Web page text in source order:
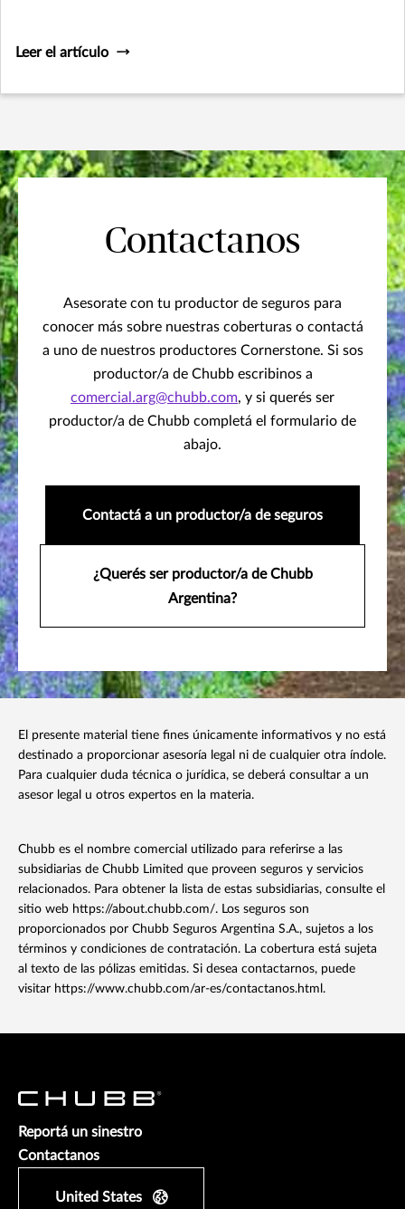
Leer el artículo
Contactanos
Asesorate con tu productor de seguros para
conocer más sobre nuestras coberturas o contactá
a uno de nuestros productores Cornerstone. Si sos
productor/a de Chubb escribinos a
comercial.arg@chubb.com, y si querés ser
productor/a de Chubb completá el formulario de
abajo.
Contactá a un productor/a de seguros
¿Querés ser productor/a de Chubb
Argentina?
El presente material tiene fines únicamente informativos y no está
destinado a proporcionar asesoría legal ni de cualquier otra índole.
Para cualquier duda técnica o jurídica, se deberá consultar a un
asesor legal u otros expertos en la materia.
Chubb es el nombre comercial utilizado para referirse a las
subsidiarias de Chubb Limited que proveen seguros y servicios
relacionados. Para obtener la lista de estas subsidiarias, consulte el
sitio web https://about.chubb.com/. Los seguros son
proporcionados por Chubb Seguros Argentina S.A., sujetos a los
términos y condiciones de contratación. La cobertura está sujeta
al texto de las pólizas emitidas. Si desea contactarnos, puede
visitar https://www.chubb.com/ar-es/contactanos.html.
Reportá un sinestro
Contactanos
United States